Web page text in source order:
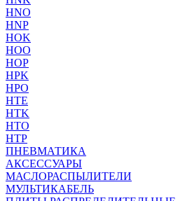
HNO
HNP
HOK
HOO
HOP
HPK
HPO
HTE
HTK
HTO
HTP
ПНЕВМАТИКА
АКСЕССУАРЫ
МАСЛОРАСПЫЛИТЕЛИ
МУЛЬТИКАБЕЛЬ